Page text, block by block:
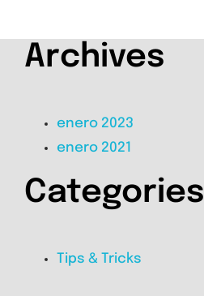
Archives
enero 2023
enero 2021
Categories
Tips & Tricks